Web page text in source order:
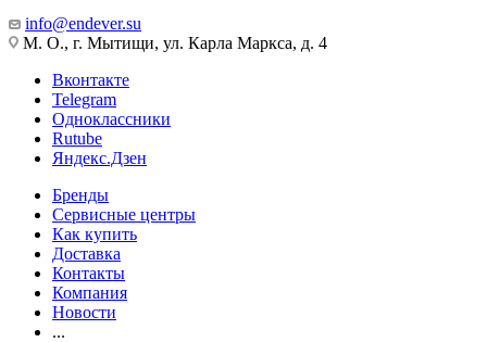
info@endever.su
М. О., г. Мытищи, ул. Карла Маркса, д. 4
Вконтакте
Telegram
Одноклассники
Rutube
Яндекс.Дзен
Бренды
Сервисные центры
Как купить
Доставка
Контакты
Компания
Новости
...